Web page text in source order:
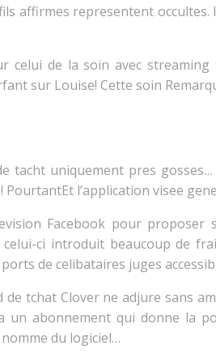
affirmes representent
celui de la soin avec
sur Louise! Cette soin
tacht uniquement pres
l’application visee
Facebook pour proposer
ci introduit beaucoup de
de celibataires juges
de tchat Clover ne adjure sans
un abonnement qui donne la
nomme du logiciel…